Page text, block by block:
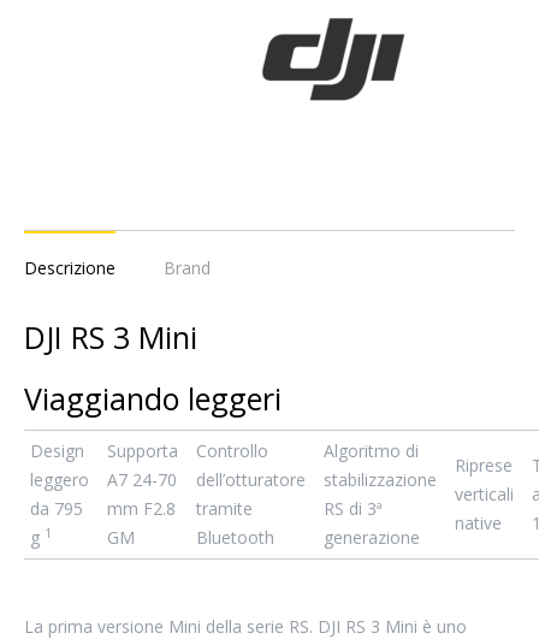
Descrizione Brand
DJI RS 3 Mini
Viaggiando leggeri
Design
leggero
da 795
g 1
Supporta
A7 24-70
mm F2.8
GM
Controllo
dell’otturatore
tramite
Bluetooth
Algoritmo di
stabilizzazione
RS di 3ª
generazione
Riprese
verticali
native
La prima versione Mini della serie RS. DJI RS 3 Mini è uno